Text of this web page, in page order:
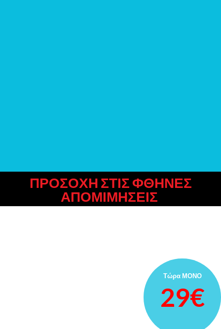
ΠΡΟΣΟΧΗ ΣΤΙΣ ΦΘΗΝΕΣ
ΑΠΟΜΙΜΗΣΕΙΣ
Τώρα ΜΟΝΟ
29€